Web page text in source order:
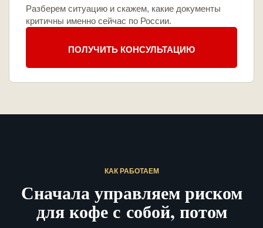
Разберем ситуацию и скажем, какие документы
критичны именно сейчас по России.
ПОЛУЧИТЬ КОНСУЛЬТАЦИЮ
КАК РАБОТАЕМ
Сначала управляем риском
для кофе с собой, потом